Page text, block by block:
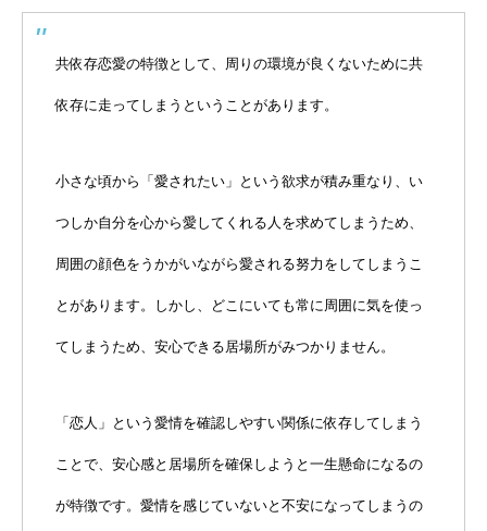
共依存恋愛の特徴として、周りの環境が良くないために共
依存に走ってしまうということがあります。
小さな頃から「愛されたい」という欲求が積み重なり、い
つしか自分を心から愛してくれる人を求めてしまうため、
周囲の顔色をうかがいながら愛される努力をしてしまうこ
とがあります。しかし、どこにいても常に周囲に気を使っ
てしまうため、安心できる居場所がみつかりません。
「恋人」という愛情を確認しやすい関係に依存してしまう
ことで、安心感と居場所を確保しようと一生懸命になるの
が特徴です。愛情を感じていないと不安になってしまうの